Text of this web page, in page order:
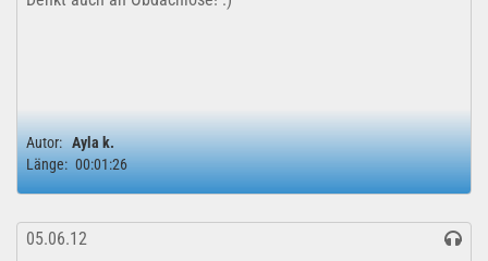
Autor: Ayla k.
Länge: 00:01:26
05.06.12